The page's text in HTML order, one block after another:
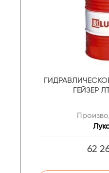
ГЕЙЗЕР
62